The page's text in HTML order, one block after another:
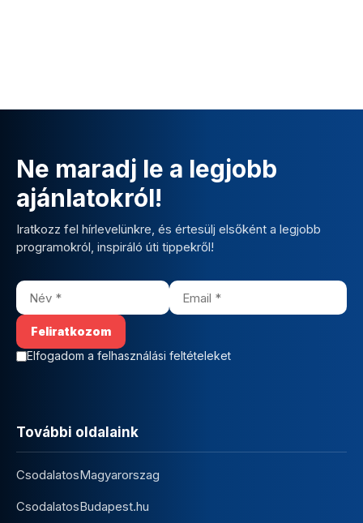
Ne maradj le a legjobb
ajánlatokról!
Iratkozz fel hírlevelünkre, és értesülj elsőként a legjobb
programokról, inspiráló úti tippekről!
Elfogadom a felhasználási feltételeket
További oldalaink
CsodalatosMagyarorszag
CsodalatosBudapest.hu